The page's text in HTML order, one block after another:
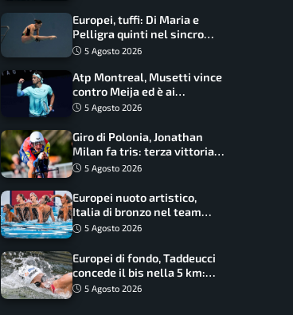
Europei, tuffi: Di Maria e
Pelligra quinti nel sincro
misto. Oro all’Ucraina
5 Agosto 2026
Atp Montreal, Musetti vince
contro Meija ed è ai
sedicesimi
5 Agosto 2026
Giro di Polonia, Jonathan
Milan fa tris: terza vittoria
consecutiva e primato
5 Agosto 2026
Europei nuoto artistico,
Italia di bronzo nel team
acrobatic: terzo podio
5 Agosto 2026
Europei di fondo, Taddeucci
concede il bis nella 5 km:
oro azzurro, Pozzobon
5 Agosto 2026